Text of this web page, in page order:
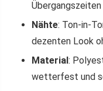
Nähte: Ton-in-
dezenten Look
Material:
wetterfest und